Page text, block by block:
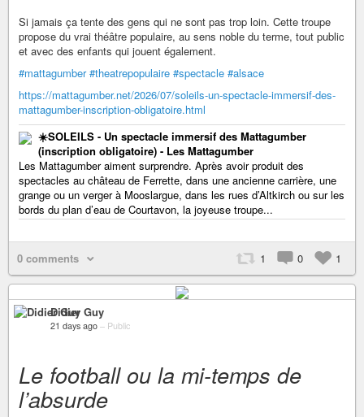
Si jamais ça tente des gens qui ne sont pas trop loin. Cette troupe
propose du vrai théâtre populaire, au sens noble du terme, tout public
et avec des enfants qui jouent également.
#mattagumber #theatrepopulaire #spectacle #alsace
https://mattagumber.net/2026/07/soleils-un-spectacle-immersif-des-
mattagumber-inscription-obligatoire.html
☀️SOLEILS - Un spectacle immersif des Mattagumber
(inscription obligatoire) - Les Mattagumber
Les Mattagumber aiment surprendre. Après avoir produit des
spectacles au château de Ferrette, dans une ancienne carrière, une
grange ou un verger à Mooslargue, dans les rues d’Altkirch ou sur les
bords du plan d’eau de Courtavon, la joyeuse troupe...
0 comments 1 0 1
Didier Guy
21 days ago – Public
Le football ou la mi-temps de
l’absurde